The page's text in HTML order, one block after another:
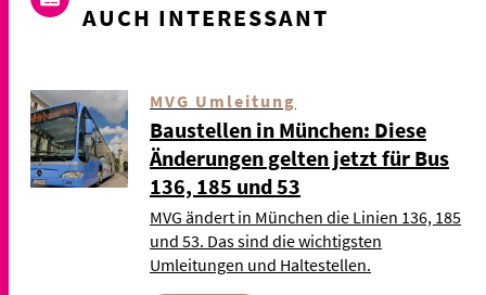
AUCH INTERESSANT
MVG Umleitung
Baustellen in München: Diese
Änderungen gelten jetzt für Bus
136, 185 und 53
MVG ändert in München die Linien 136, 185
und 53. Das sind die wichtigsten
Umleitungen und Haltestellen.